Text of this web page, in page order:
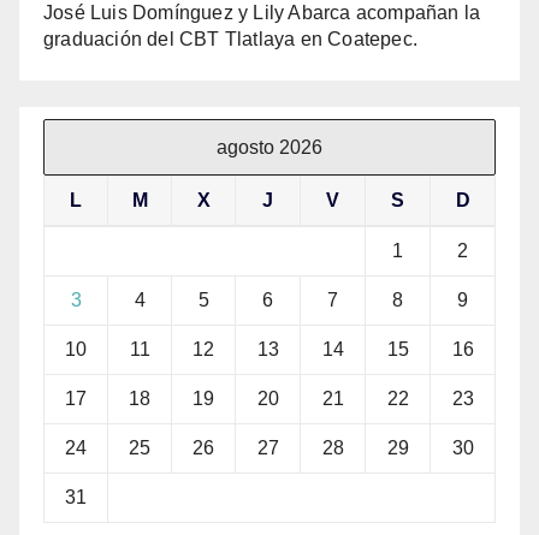
José Luis Domínguez y Lily Abarca acompañan la
graduación del CBT Tlatlaya en Coatepec.
agosto 2026
L M X J V S D
1 2
3 4 5 6 7 8 9
10 11 12 13 14 15 16
17 18 19 20 21 22 23
24 25 26 27 28 29 30
31